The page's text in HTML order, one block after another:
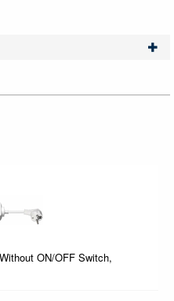
ON/OFF Switch,